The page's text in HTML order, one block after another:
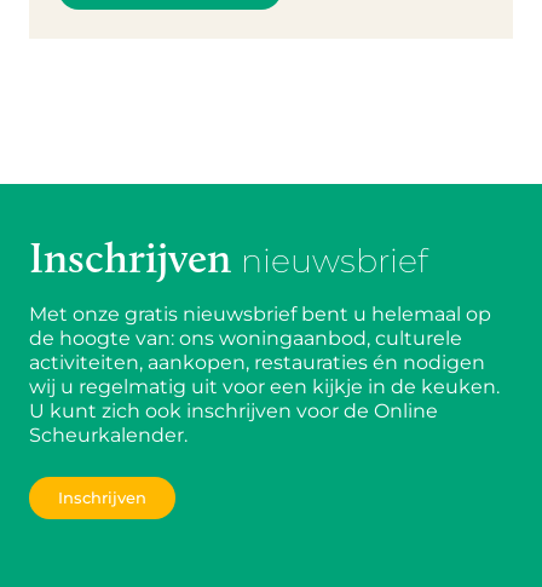
Inschrijven nieuwsbrief
Met onze gratis nieuwsbrief bent u helemaal op
de hoogte van: ons woningaanbod, culturele
activiteiten, aankopen, restauraties én nodigen
wij u regelmatig uit voor een kijkje in de keuken.
U kunt zich ook inschrijven voor de Online
Scheurkalender.
Inschrijven